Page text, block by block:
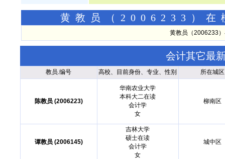
黄教员（2006233）在
黄教员（2006233
会计其它最
教员.编号 高校、目前身份、专业、性别 所在城区
陈教员 (2006223)
华南农业大学
本科大二在读
会计学
女
柳南区
谭教员 (2006145)
吉林大学
硕士在读
会计学
女
城中区